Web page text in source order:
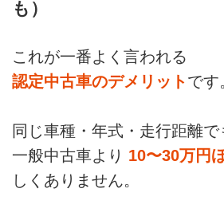
も）
これが一番よく言われる
認定中古車のデメリットです
同じ車種・年式・走行距離で
一般中古車より 10〜30万円
しくありません。